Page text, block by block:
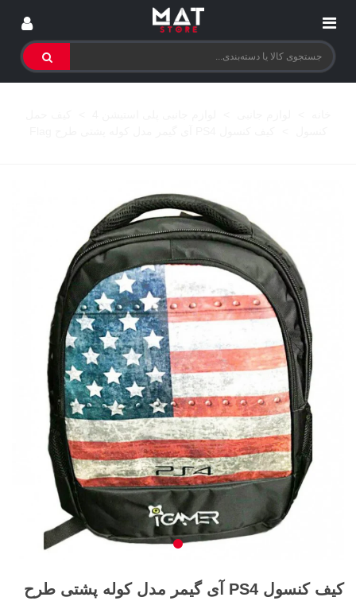
کیف کنسول PS4 آی گیمر مدل کوله پشتی طرح